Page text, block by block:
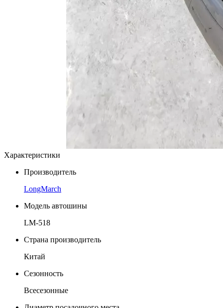
Характеристики
Производитель
LongMarch
Модель автошины
LM-518
Страна производитель
Китай
Сезонность
Всесезонные